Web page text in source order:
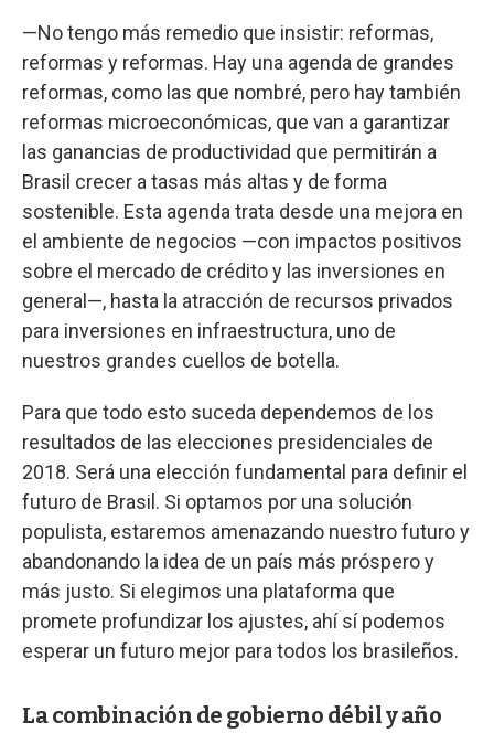
—No tengo más remedio que insistir: reformas,
reformas y reformas. Hay una agenda de grandes
reformas, como las que nombré, pero hay también
reformas microeconómicas, que van a garantizar
las ganancias de productividad que permitirán a
Brasil crecer a tasas más altas y de forma
sostenible. Esta agenda trata desde una mejora en
el ambiente de negocios —con impactos positivos
sobre el mercado de crédito y las inversiones en
general—, hasta la atracción de recursos privados
para inversiones en infraestructura, uno de
nuestros grandes cuellos de botella.
Para que todo esto suceda dependemos de los
resultados de las elecciones presidenciales de
2018. Será una elección fundamental para definir el
futuro de Brasil. Si optamos por una solución
populista, estaremos amenazando nuestro futuro y
abandonando la idea de un país más próspero y
más justo. Si elegimos una plataforma que
promete profundizar los ajustes, ahí sí podemos
esperar un futuro mejor para todos los brasileños.
La combinación de gobierno débil y año